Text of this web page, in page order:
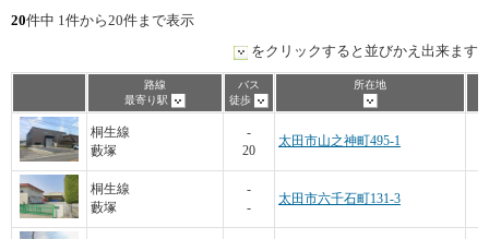
20件中 1件から20件まで表示
をクリックすると並びかえ出来ます
路線
最寄り駅
バス
徒歩
所在地
桐生線
藪塚
-
20
太田市山之神町495-1
桐生線
藪塚
-
-
太田市六千石町131-3